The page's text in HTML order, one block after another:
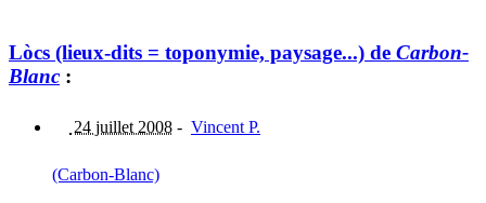
Lòcs (lieux-dits = toponymie, paysage...) de Carbon-
Blanc :
24 juillet 2008 - Vincent P.
(Carbon-Blanc)